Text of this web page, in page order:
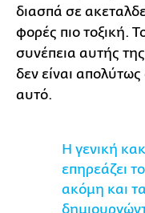
διασπά σε
φορές πιο τοξική.
συνέπεια αυτής
δεν είναι απολύτως
αυτό.
Η γενική
επηρεάζει
ακόμη και